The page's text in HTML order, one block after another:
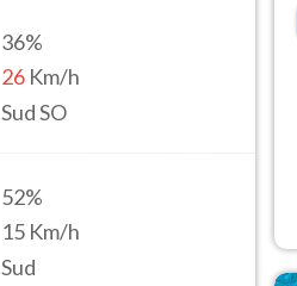
36%
26 Km/h
Sud SO
52%
15 Km/h
Sud